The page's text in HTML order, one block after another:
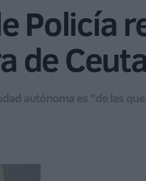
Policía
de
autónoma es "de las